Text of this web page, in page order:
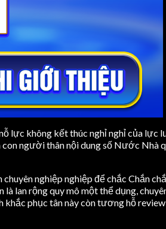
lực không kết thúc nghỉ nghỉ của lực
người thân nội dung số Nước Nhà
nghiệp nghiệp để chắc Chắn
lan rộng quy mô một thể dụng,
phục tân này còn tương hỗ